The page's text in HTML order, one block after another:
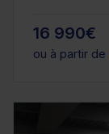
16 990€
ou à partir de